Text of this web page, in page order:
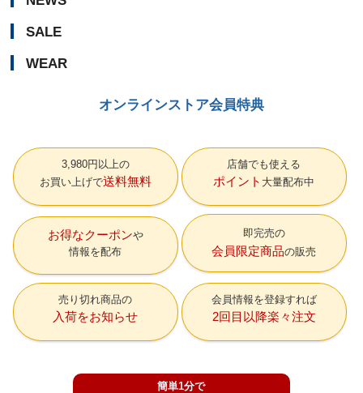
SALE
WEAR
オンラインストア会員特典
3,980円以上の
お買い上げで送料無料
店舗でも使える
ポイント 大量配布中
お得なクーポン
情報を配布
即完売の
会員限定商品の販売
売り切れ商品の
入荷をお知らせ
会員情報を登録すれば
2回目以降楽々注文
簡単1分で